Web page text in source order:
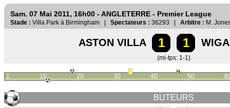
Sam. 07 Mai 2011, 16h00 - ANGLETERRE - Premier League
Stade : Villa Park à Birmingham | Spectateurs : 36293 | Arbitre : M.
ASTON VILLA 1 1
(mi-tps: 1-1)
1 10 20 30 40 50
BUTEURS